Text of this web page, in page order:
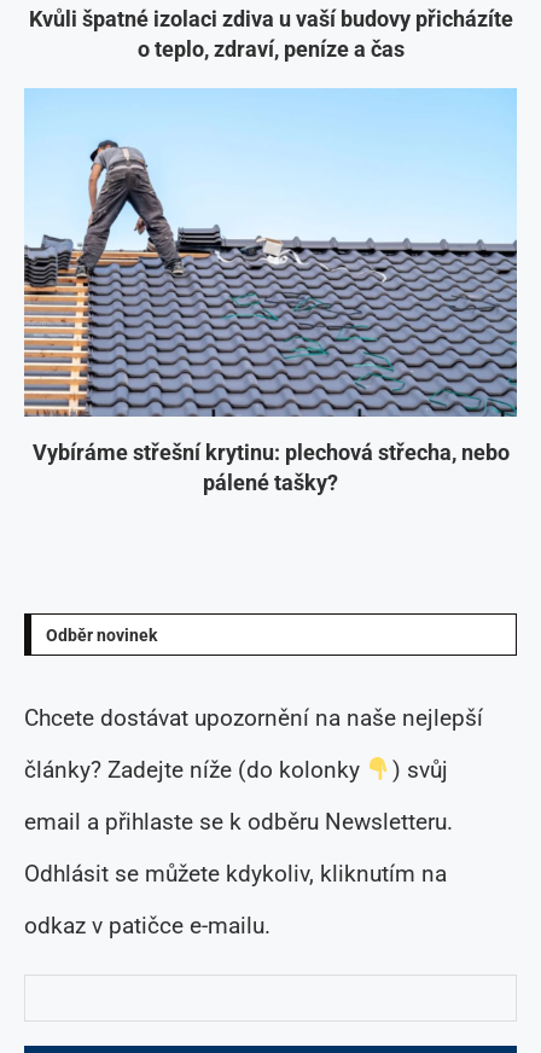
Kvůli špatné izolaci zdiva u vaší budovy přicházíte
o teplo, zdraví, peníze a čas
Vybíráme střešní krytinu: plechová střecha, nebo
pálené tašky?
Odběr novinek
Chcete dostávat upozornění na naše nejlepší
články? Zadejte níže (do kolonky
) svůj
email a přihlaste se k odběru Newsletteru.
Odhlásit se můžete kdykoliv, kliknutím na
odkaz v patičce e-mailu.